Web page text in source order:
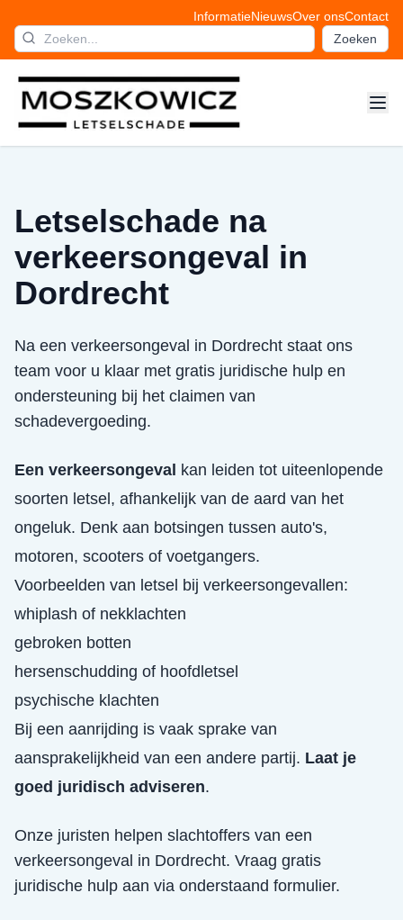
InformatieNieuwsOver onsContact
Zoeken
Letselschade na
verkeersongeval in
Dordrecht
Na een verkeersongeval in Dordrecht staat ons
team voor u klaar met gratis juridische hulp en
ondersteuning bij het claimen van
schadevergoeding.
Een verkeersongeval kan leiden tot uiteenlopende
soorten letsel, afhankelijk van de aard van het
ongeluk. Denk aan botsingen tussen auto's,
motoren, scooters of voetgangers.
Voorbeelden van letsel bij verkeersongevallen:
whiplash of nekklachten
gebroken botten
hersenschudding of hoofdletsel
psychische klachten
Bij een aanrijding is vaak sprake van
aansprakelijkheid van een andere partij. Laat je
goed juridisch adviseren.
Onze juristen helpen slachtoffers van een
verkeersongeval in Dordrecht. Vraag gratis
juridische hulp aan via onderstaand formulier.